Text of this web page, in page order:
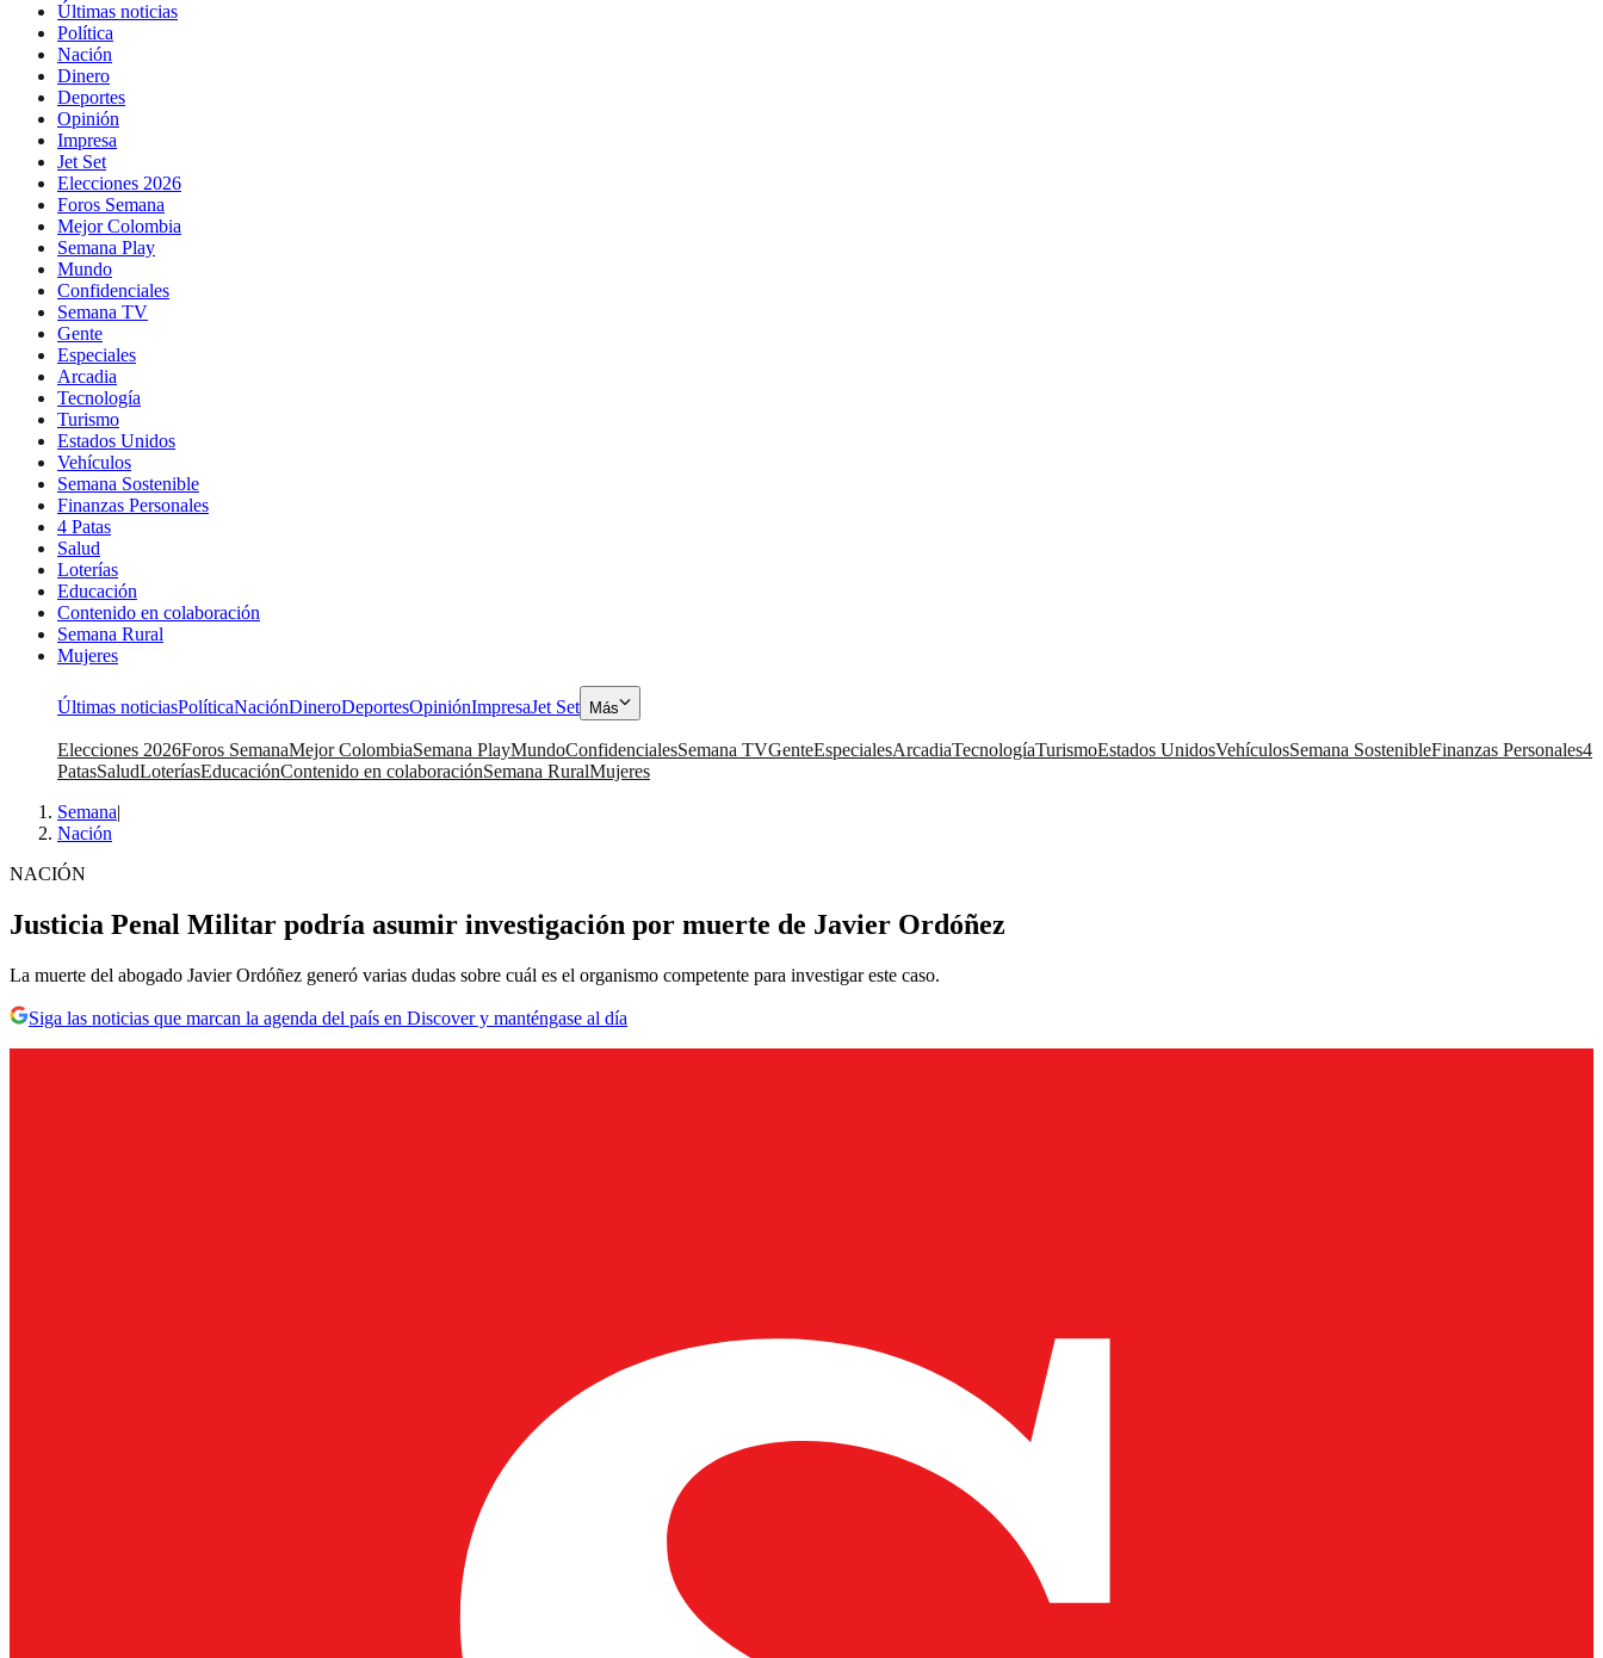
Últimas noticias
Política
Nación
Dinero
Deportes
Opinión
Impresa
Jet Set
Elecciones 2026
Foros Semana
Mejor Colombia
Semana Play
Mundo
Confidenciales
Semana TV
Gente
Especiales
Arcadia
Tecnología
Turismo
Estados Unidos
Vehículos
Semana Sostenible
Finanzas Personales
4 Patas
Salud
Loterías
Educación
Contenido en colaboración
Semana Rural
Mujeres
Últimas noticiasPolíticaNaciónDineroDeportesOpiniónImpresaJet Set Más
Elecciones 2026Foros SemanaMejor ColombiaSemana PlayMundoConfidencialesSemana TVGenteEspecialesArcadiaTecnologíaTurismoEstados UnidosVehículosSemana SostenibleFinanzas Personales4
PatasSaludLoteríasEducaciónContenido en colaboraciónSemana RuralMujeres
Semana|
Nación
NACIÓN
Justicia Penal Militar podría asumir investigación por muerte de Javier Ordóñez
La muerte del abogado Javier Ordóñez generó varias dudas sobre cuál es el organismo competente para investigar este caso.
Siga las noticias que marcan la agenda del país en Discover y manténgase al día